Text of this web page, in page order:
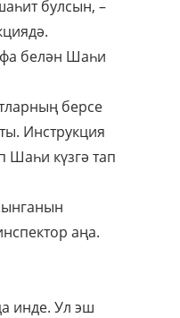
булсын, –
белән Шаһи
берсе
Инструкция
Шаһи күзгә тап
аңа.
инде. Ул эш